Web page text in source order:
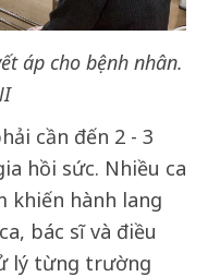
áp cho bệnh nhân.
cần đến 2 - 3
hồi sức. Nhiều ca
khiến hành lang
bác sĩ và điều
lý từng trường